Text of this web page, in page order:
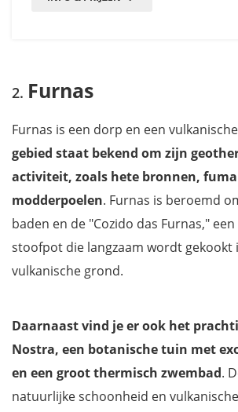
Furnas
Furnas is een dorp en een
gebied staat bekend om zijn
activiteit, zoals hete bronnen,
modderpoelen. Furnas is beroemd
baden en de "Cozido das Furnas,"
stoofpot die langzaam wordt gekookt
vulkanische grond.
Daarnaast vind je er ook het
Nostra, een botanische tuin met
en een groot thermisch zwembad.
natuurlijke schoonheid en